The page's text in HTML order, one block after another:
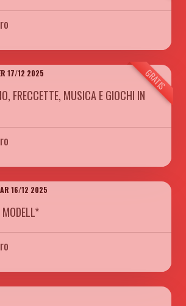
GRATIS
17/12 2025
FRECCETTE, MUSICA E GIOCHI IN
16/12 2025